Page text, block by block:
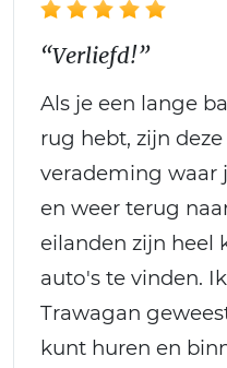
“Verliefd!”
Als je een lange
rug hebt, zijn
verademing waar
en weer terug
eilanden zijn heel
auto's te vinden.
Trawagan
kunt huren en